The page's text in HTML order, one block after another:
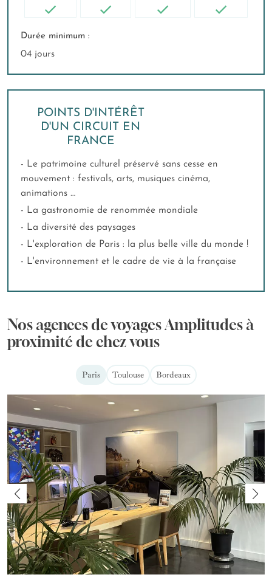
Durée minimum :
04 jours
POINTS D'INTÉRÊT
D'UN CIRCUIT EN
FRANCE
- Le patrimoine culturel préservé sans cesse en
mouvement : festivals, arts, musiques cinéma,
animations …
- La gastronomie de renommée mondiale
- La diversité des paysages
- L'exploration de Paris : la plus belle ville du monde !
- L'environnement et le cadre de vie à la française
Nos agences de voyages Amplitudes à
proximité de chez vous
Paris Toulouse Bordeaux